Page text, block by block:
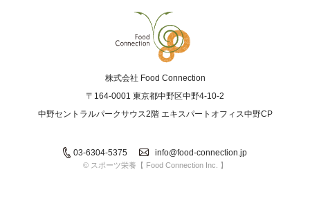
株式会社 Food Connection
〒164-0001 東京都中野区中野4-10-2
中野セントラルパークサウス2階 エキスパートオフィス中野CP
03-6304-5375 info@food-connection.jp
© スポーツ栄養【 Food Connection Inc. 】